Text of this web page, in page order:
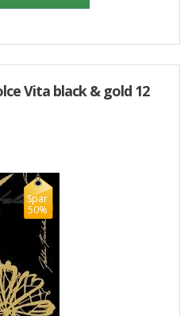
Vita black & gold 12
Spar
50%